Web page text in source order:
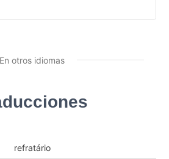
En otros idiomas
refratário